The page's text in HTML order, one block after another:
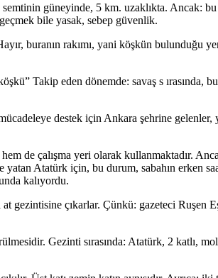
güneyinde, 5 km. uzaklıkta. Ancak:
bile yasak, sebep güvenlik.
buranın rakımı, yani köşkün bulunduğu
Takip eden dönemde: savaş s ırasında,
destek için Ankara şehrine
de çalışma yeri olarak kullanmaktadır.
Atatürk için, bu durum, sabahın erken
kalıyordu.
gezintisine çıkarlar. Çünkü: gazeteci Ruşen
Gezinti sırasında: Atatürk, 2 katlı,